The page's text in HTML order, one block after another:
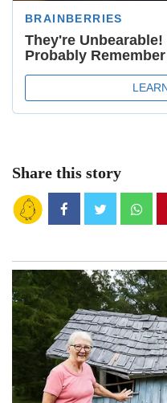
Share this story